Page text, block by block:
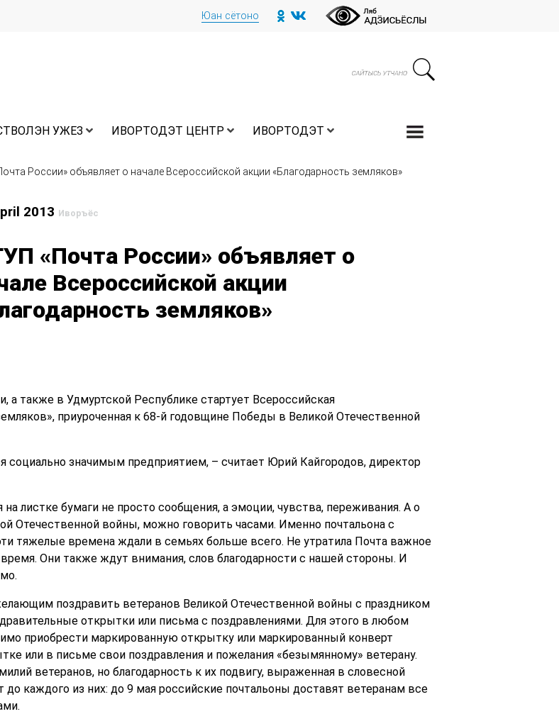
Юан сётоно
УЖЕЗ ИВОРТОДЭТ ЦЕНТР ИВОРТОДЭТ
России» объявляет о начале Всероссийской акции «Благодарность земляков»
2013 Иворъёс
«Почта России» объявляет о
Всероссийской акции
земляков»
а также в Удмуртской Республике стартует Всероссийская
приуроченная к 68-й годовщине Победы в Великой Отечественной
социально значимым предприятием, – считает Юрий Кайгородов, директор
листке бумаги не просто сообщения, а эмоции, чувства, переживания. А о
Отечественной войны, можно говорить часами. Именно почтальона с
тяжелые времена ждали в семьях больше всего. Не утратила Почта важное
Они также ждут внимания, слов благодарности с нашей стороны. И
поздравить ветеранов Великой Отечественной войны с праздником
открытки или письма с поздравлениями. Для этого в любом
приобрести маркированную открытку или маркированный конверт
или в письме свои поздравления и пожелания «безымянному» ветерану.
ветеранов, но благодарность к их подвигу, выраженная в словесной
каждого из них: до 9 мая российские почтальоны доставят ветеранам все